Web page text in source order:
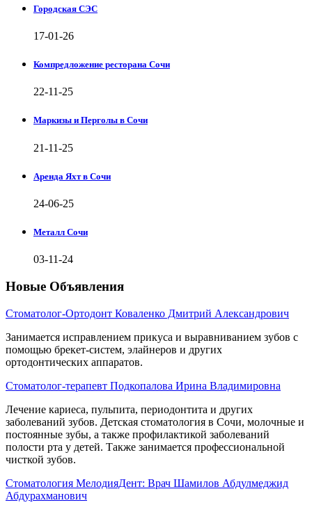
Городская СЭС
17-01-26
Компредложение ресторана Сочи
22-11-25
Маркизы и Перголы в Сочи
21-11-25
Аренда Яхт в Сочи
24-06-25
Металл Сочи
03-11-24
Новые Объявления
Стоматолог-Ортодонт Коваленко Дмитрий Александрович
Занимается исправлением прикуса и выравниванием зубов с
помощью брекет-систем, элайнеров и других
ортодонтических аппаратов.
Стоматолог-терапевт Подкопалова Ирина Владимировна
Лечение кариеса, пульпита, периодонтита и других
заболеваний зубов. Детская стоматология в Сочи, молочные и
постоянные зубы, а также профилактикой заболеваний
полости рта у детей. Также занимается профессиональной
чисткой зубов.
Стоматология МелодияДент: Врач Шамилов Абдулмеджид
Абдурахманович